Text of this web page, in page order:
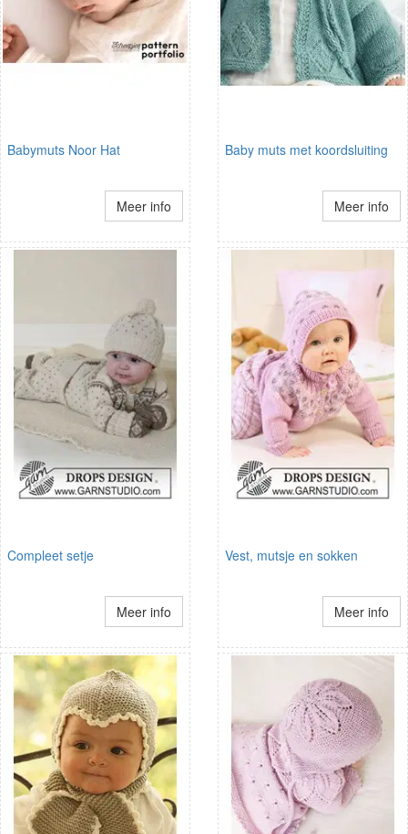
Babymuts Noor Hat
Meer info
Baby muts met koordsluiting
Meer info
Compleet setje
Meer info
Vest, mutsje en sokken
Meer info